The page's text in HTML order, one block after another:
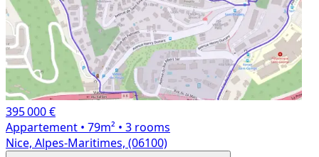
395 000 €
Appartement • 79m² • 3 rooms
Nice, Alpes-Maritimes, (06100)